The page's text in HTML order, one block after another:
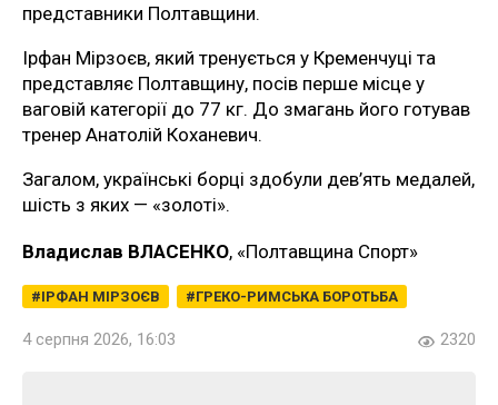
представники Полтавщини.
Ірфан Мірзоєв, який тренується у Кременчуці та
представляє Полтавщину, посів перше місце у
ваговій категорії до 77 кг. До змагань його готував
тренер Анатолій Коханевич.
Загалом, українські борці здобули дев’ять медалей,
шість з яких — «золоті».
Владислав ВЛАСЕНКО, «Полтавщина Спорт»
ІРФАН МІРЗОЄВ ГРЕКО-РИМСЬКА БОРОТЬБА
4 серпня 2026, 16:03 2320